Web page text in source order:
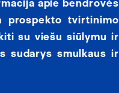
apie bendrovės
prospekto tvirtinimo
su viešu siūlymu ir
sudarys smulkaus ir